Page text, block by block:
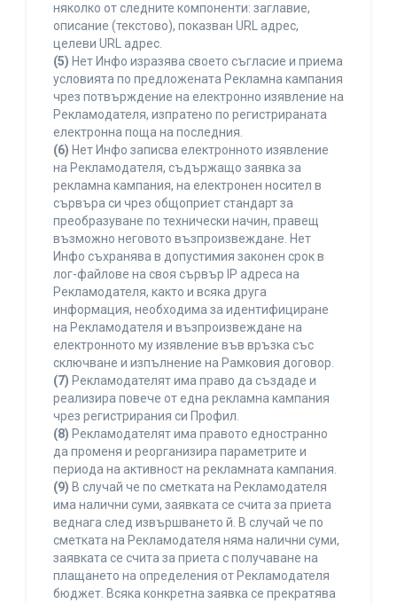
няколко от следните компоненти: заглавие,
описание (текстово), показван URL адрес,
целеви URL адрес.
(5) Нет Инфо изразява своето съгласие и приема
условията по предложената Рекламна кампания
чрез потвърждение на електронно изявление на
Рекламодателя, изпратено по регистрираната
електронна поща на последния.
(6) Нет Инфо записва електронното изявление
на Рекламодателя, съдържащо заявка за
рекламна кампания, на електронен носител в
сървъра си чрез общоприет стандарт за
преобразуване по технически начин, правещ
възможно неговото възпроизвеждане. Нет
Инфо съхранява в допустимия законен срок в
лог-файлове на своя сървър IP адреса на
Рекламодателя, както и всяка друга
информация, необходима за идентифициране
на Рекламодателя и възпроизвеждане на
електронното му изявление във връзка със
сключване и изпълнение на Рамковия договор.
(7) Рекламодателят има право да създаде и
реализира повече от една рекламна кампания
чрез регистрирания си Профил.
(8) Рекламодателят има правото едностранно
да променя и реорганизира параметрите и
периода на активност на рекламната кампания.
(9) В случай че по сметката на Рекламодателя
има налични суми, заявката се счита за приета
веднага след извършването й. В случай че по
сметката на Рекламодателя няма налични суми,
заявката се счита за приета с получаване на
плащането на определения от Рекламодателя
бюджет. Всяка конкретна заявка се прекратява